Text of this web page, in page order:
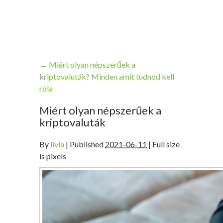
← Miért olyan népszerűek a
kriptovaluták? Minden amit tudnod kell
róla
Miért olyan népszerűek a
kriptovaluták
By livia | Published 2021-06-11 | Full size
is pixels